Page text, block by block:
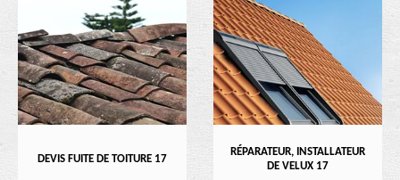
DEVIS FUITE DE TOITURE 17
RÉPARATEUR, INSTALLATEUR
DE VELUX 17